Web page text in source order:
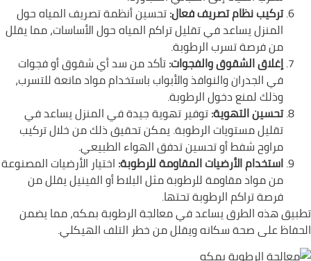
تركيب نظام تصريف فعال:تحسين أنظمة تصريف المياه حول
المنزل يساعد في تقليل تراكم المياه حول الأساسات، مما يقلل
من فرصة تسرب الرطوبة.
إغلاق الشقوق والفجوات:تأكد من سد أي شقوق أو فجوات
في الجدران والنوافذ والأبواب باستخدام مواد مانعة للتسرب،
وذلك لمنع دخول الرطوبة.
تحسين التهوية:توفير تهوية جيدة في المنزل يساعد في
تقليل مستويات الرطوبة. يمكن تحقيق ذلك من خلال تركيب
مراوح شفط أو تحسين تدفق الهواء الطبيعي.
استخدام الأرضيات المقاومة للرطوبة: اختيار الأرضيات المصنوعة
من مواد مقاومة للرطوبة مثل البلاط أو الفينيل يقلل من
فرصة تراكم الرطوبة تحتها.
تطبيق هذه الطرق يساعد في معالجة الرطوبة بمكه، مما يضمن
الحفاظ على صحة سكانه ويقلل من خطر التلف الهيكلي.